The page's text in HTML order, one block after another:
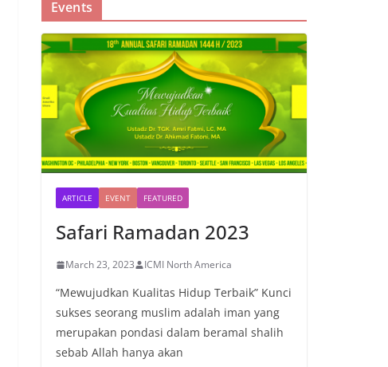
Events
ARTICLE EVENT FEATURED
Safari Ramadan 2023
March 23, 2023 ICMI North America
“Mewujudkan Kualitas Hidup Terbaik” Kunci
sukses seorang muslim adalah iman yang
merupakan pondasi dalam beramal shalih
sebab Allah hanya akan